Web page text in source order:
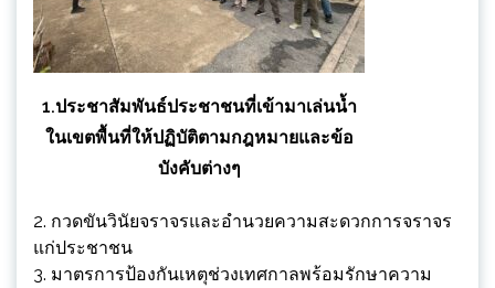
1.ประชาสัมพันธ์ประชาชนที่เข้ามาเล่นน้ำ
ในเขตพื้นที่ให้ปฏิบัติตามกฎหมายและข้อ
บังคับต่างๆ
2. กวดขันวินัยจราจรและอำนวยความสะดวกการจราจร
แก่ประชาชน
3. มาตรการป้องกันเหตุช่วงเทศกาลพร้อมรักษาความ